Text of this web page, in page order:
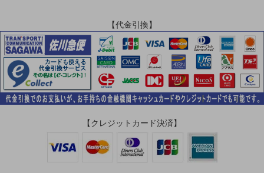
【代金引換】
【クレジットカード決済】